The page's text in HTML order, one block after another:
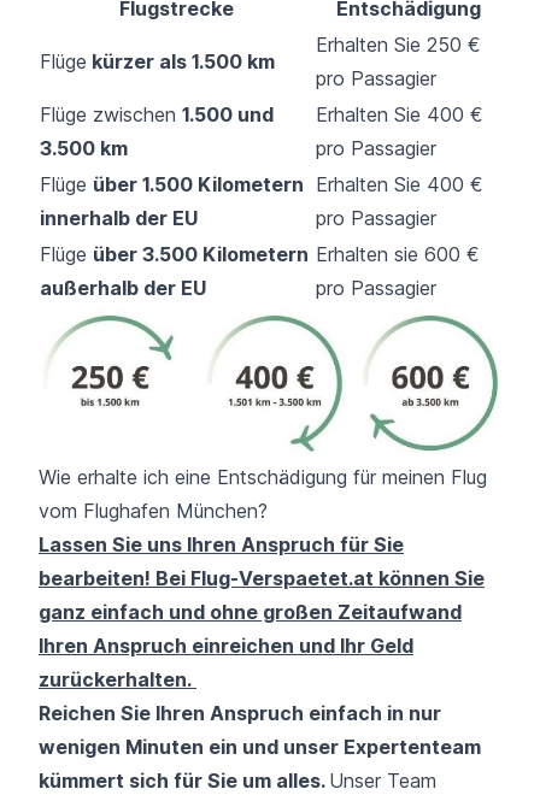
Flugstrecke
Entschädigung
Flüge kürzer als 1.500 km
Erhalten Sie 250 €
pro Passagier
Flüge zwischen 1.500 und
3.500 km
Erhalten Sie 400 €
pro Passagier
Flüge über 1.500 Kilometern
innerhalb der EU
Erhalten Sie 400 €
pro Passagier
Flüge über 3.500 Kilometern
außerhalb der EU
Erhalten sie 600 €
pro Passagier
Wie erhalte ich eine Entschädigung für meinen Flug
vom Flughafen München?
Lassen Sie uns Ihren Anspruch für Sie
bearbeiten! Bei Flug-Verspaetet.at können Sie
ganz einfach und ohne großen Zeitaufwand
Ihren Anspruch einreichen und Ihr Geld
zurückerhalten.
Reichen Sie Ihren Anspruch einfach in nur
wenigen Minuten ein und unser Expertenteam
kümmert sich für Sie um alles. Unser Team